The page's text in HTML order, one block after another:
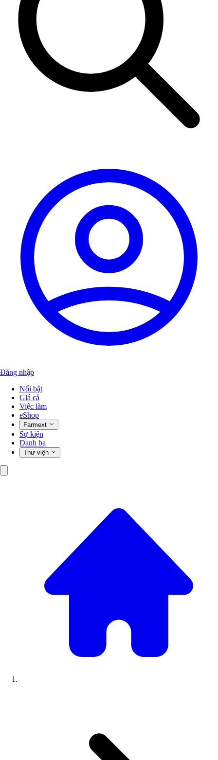
Đăng nhập
Nổi bật
Giá cả
Việc làm
eShop
Farmext
Sự kiện
Danh bạ
Thư viện